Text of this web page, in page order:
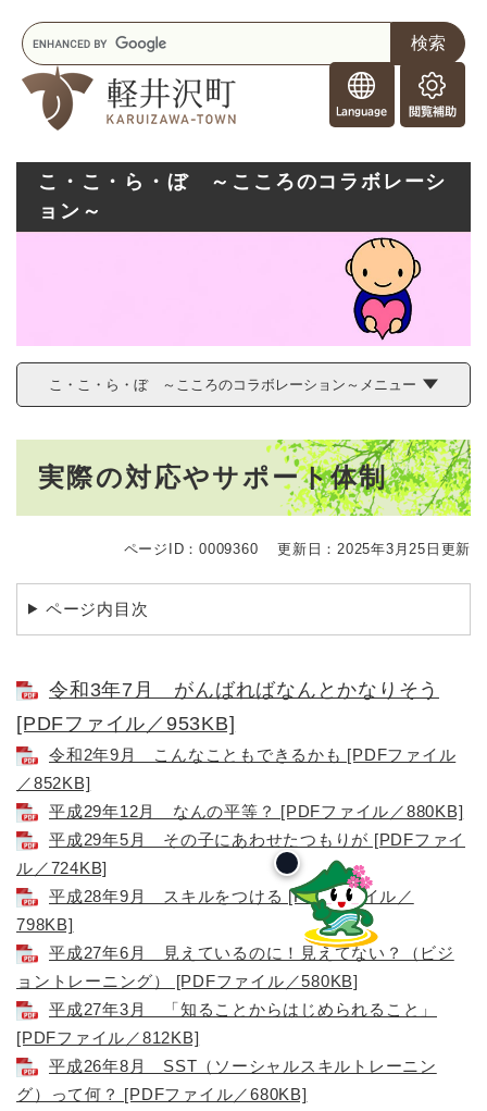
o
r
i
s
閲
覧
キ
ー
ワ
こ・こ・ら・ぼ ～こころのコラボレーシ
ョン～
こ・こ・ら・ぼ ～こころのコラボレーション～メニュー
実際の対応やサポート体制
ページID：0009360 更新日：2025年3月25日更新
ページ内目次
令和3年7月 がんばればなんとかなりそう
[PDFファイル／953KB]
令和2年9月 こんなこともできるかも [PDFファイル
／852KB]
平成29年12月 なんの平等？ [PDFファイル／880KB]
平成29年5月 その子にあわせたつもりが [PDFファイ
ル／724KB]
平成28年9月 スキルをつける [PDFファイル／
798KB]
平成27年6月 見えているのに！見えてない？（ビジ
ョントレーニング） [PDFファイル／580KB]
平成27年3月 「知ることからはじめられること」
[PDFファイル／812KB]
平成26年8月 SST（ソーシャルスキルトレーニン
グ）って何？ [PDFファイル／680KB]